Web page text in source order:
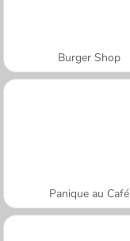
Burger Shop
Panique au Café